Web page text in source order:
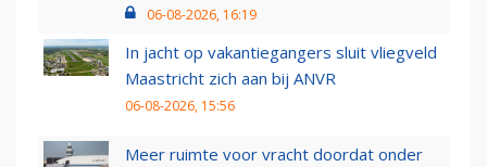
06-08-2026, 16:19
In jacht op vakantiegangers sluit vliegveld
Maastricht zich aan bij ANVR
06-08-2026, 15:56
Meer ruimte voor vracht doordat onder